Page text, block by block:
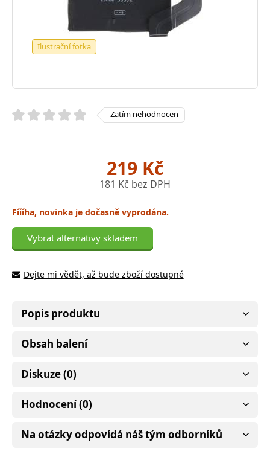
Ilustrační fotka
Zatím nehodnocen
219 Kč
181 Kč bez DPH
Fíííha, novinka je dočasně vyprodána.
Vybrat alternativy skladem
Dejte mi vědět, až bude zboží dostupné
Popis produktu
Obsah balení
Diskuze (0)
Hodnocení (0)
Na otázky odpovídá náš tým odborníků